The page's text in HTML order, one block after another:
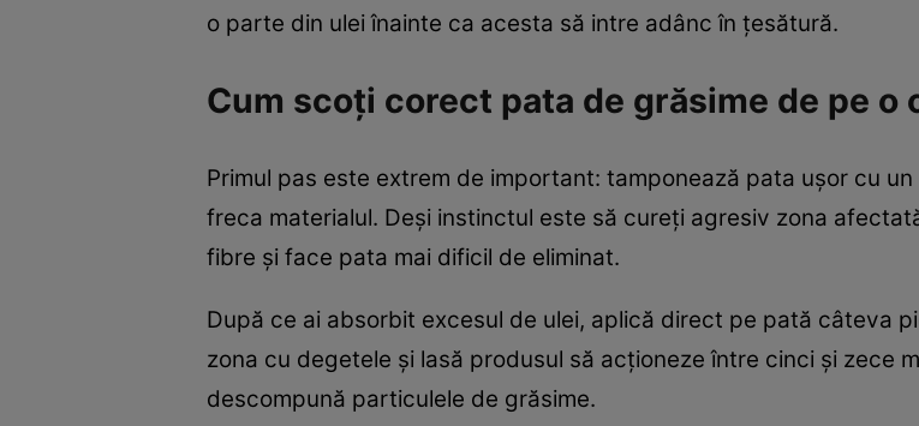
o parte din ulei înainte ca acesta să intre adânc în țesătură.
Cum scoți corect pata de grăsime de pe o
Primul pas este extrem de important: tamponează pata ușor cu
freca materialul. Deși instinctul este să cureți agresiv zona
fibre și face pata mai dificil de eliminat.
După ce ai absorbit excesul de ulei, aplică direct pe pată câteva
zona cu degetele și lasă produsul să acționeze între cinci și zece
descompună particulele de grăsime.